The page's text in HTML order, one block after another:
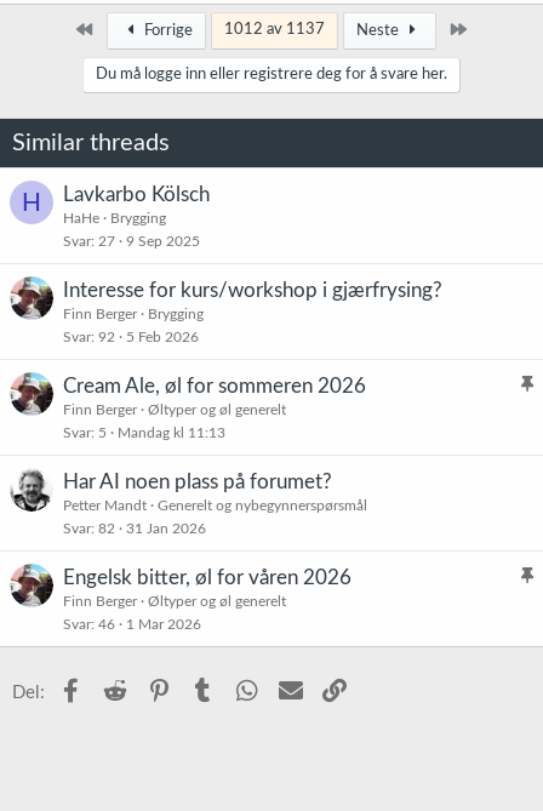
Først Forrige 1012 av 1137 Neste
Du må logge inn eller registrere deg for å svare her.
Similar threads
H Lavkarbo Kölsch
HaHe
Brygging
Svar 27 9 Sep 2025
Interesse for kurs/workshop i gjærfrysing?
Finn Berger
Brygging
Svar 92 5 Feb 2026
K
Cream Ale, øl for sommeren 2026
Finn Berger
Øltyper og øl generelt
Svar 5 Mandag kl 11:13
Har AI noen plass på forumet?
Petter Mandt
Generelt og nybegynnerspørsmål
Svar 82 31 Jan 2026
K
s
Engelsk bitter, øl for våren 2026
Finn Berger
Øltyper og øl generelt
Svar 46 1 Mar 2026
Del: Facebook
Reddit PinterestTumblr WhatsApp
E-post